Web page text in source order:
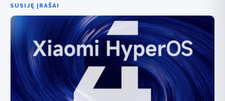
SUSIJĘ ĮRAŠAI